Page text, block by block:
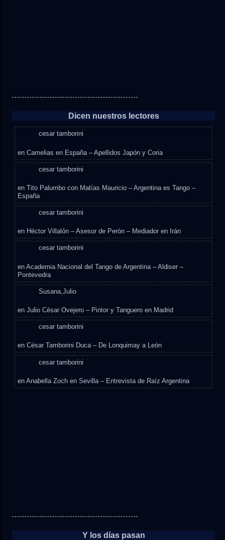
Dicen nuestros lectores
cesar tamborini
enCamelias en España – Apellidos Japón y Coria
cesar tamborini
enTito Palumbo con Matías Mauricio – Argentina es Tango –
España
cesar tamborini
en Héctor Villalón – Asesor de Perón – Mediador en Irán
cesar tamborini
enAcademia Nacional del Tango de Argentina – Aldiser –
Pontevedra
Susana,Julio
enJulio César Ovejero – Pintor y Tanguero en Madrid
cesar tamborini
enCésar Tamborini Duca – De Lonquimay a León
cesar tamborini
enAnabella Zoch en Sevilla – Entrevista de Raíz Argentina
Y los días pasan